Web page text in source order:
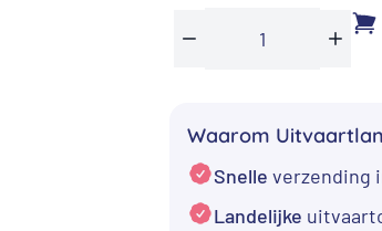
beeld
met
man
Waarom
Snelle verzending
Landelijke